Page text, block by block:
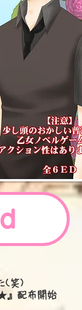
(笑)
』配布開始